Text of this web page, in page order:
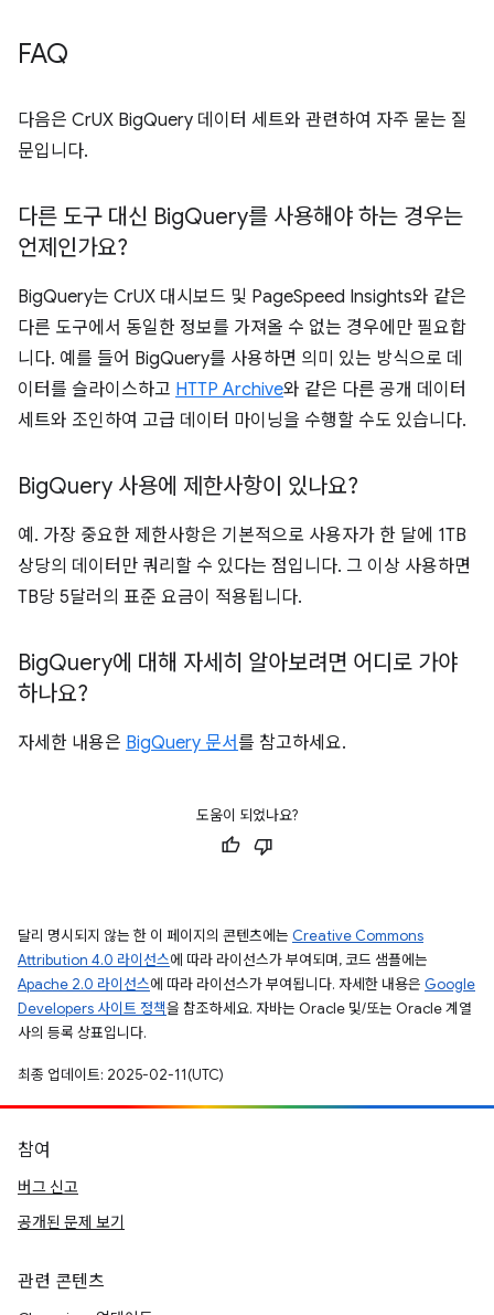
FAQ
다음은 CrUX BigQuery 데이터 세트와 관련하여 자주 묻는 질
문입니다.
다른 도구 대신 BigQuery를 사용해야 하는 경우는
언제인가요?
BigQuery는 CrUX 대시보드 및 PageSpeed Insights와 같은
다른 도구에서 동일한 정보를 가져올 수 없는 경우에만 필요합
니다. 예를 들어 BigQuery를 사용하면 의미 있는 방식으로 데
이터를 슬라이스하고 HTTP Archive와 같은 다른 공개 데이터
세트와 조인하여 고급 데이터 마이닝을 수행할 수도 있습니다.
BigQuery 사용에 제한사항이 있나요?
예. 가장 중요한 제한사항은 기본적으로 사용자가 한 달에 1TB
상당의 데이터만 쿼리할 수 있다는 점입니다. 그 이상 사용하면
TB당 5달러의 표준 요금이 적용됩니다.
BigQuery에 대해 자세히 알아보려면 어디로 가야
하나요?
자세한 내용은 BigQuery 문서를 참고하세요.
도움이 되었나요?
달리 명시되지 않는 한 이 페이지의 콘텐츠에는 Creative Commons
Attribution 4.0 라이선스에 따라 라이선스가 부여되며, 코드 샘플에는
Apache 2.0 라이선스에 따라 라이선스가 부여됩니다. 자세한 내용은 Google
Developers 사이트 정책을 참조하세요. 자바는 Oracle 및/또는 Oracle 계열
사의 등록 상표입니다.
최종 업데이트: 2025-02-11(UTC)
참여
버그 신고
공개된 문제 보기
관련 콘텐츠